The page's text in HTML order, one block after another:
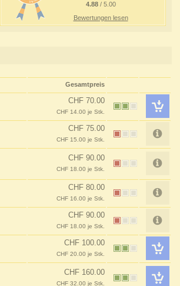
4.88/ 5.00
Bewertungen lesen
Gesamtpreis
CHF 70.00
CHF 14.00 je Stk.
CHF 75.00
CHF 15.00 je Stk.
CHF 90.00
CHF 18.00 je Stk.
CHF 80.00
CHF 16.00 je Stk.
CHF 90.00
CHF 18.00 je Stk.
CHF 100.00
CHF 20.00 je Stk.
CHF 160.00
CHF 32.00 je Stk.